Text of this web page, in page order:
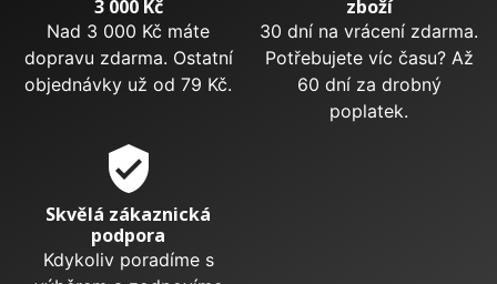
3 000 Kč
Nad 3 000 Kč máte
dopravu zdarma. Ostatní
objednávky už od 79 Kč.
zboží
30 dní na vrácení zdarma.
Potřebujete víc času? Až
60 dní za drobný
poplatek.
verified_user
Skvělá zákaznická
podpora
Kdykoliv poradíme s